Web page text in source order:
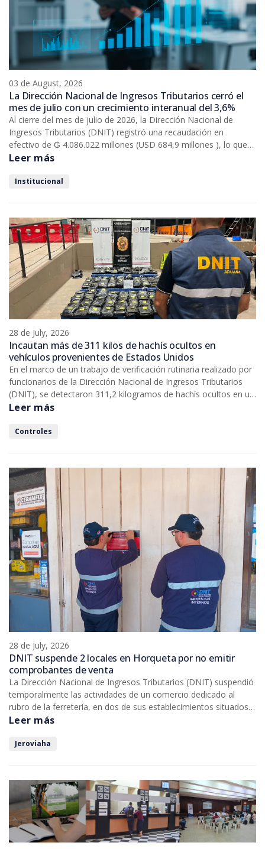
03 de August, 2026
La Dirección Nacional de Ingresos Tributarios cerró el
mes de julio con un crecimiento interanual del 3,6%
Al cierre del mes de julio de 2026, la Dirección Nacional de
Ingresos Tributarios (DNIT) registró una recaudación en
efectivo de ₲ 4.086.022 millones (USD 684,9 millones ), lo que
representa una variación interanual de 3,6% respecto al mismo
140.262 millones (USD 23,5 millones) en términos absolutos,
Leer más
Institucional
28 de July, 2026
Incautan más de 311 kilos de hachís ocultos en
vehículos provenientes de Estados Unidos
En el marco de un trabajo de verificación rutinaria realizado por
funcionarios de la Dirección Nacional de Ingresos Tributarios
(DNIT), se detectaron 311,2 kilogramos de hachís ocultos en un
contenedor procedente de Estados Unidos, durante un
Leer más
Controles
28 de July, 2026
DNIT suspende 2 locales en Horqueta por no emitir
comprobantes de venta
La Dirección Nacional de Ingresos Tributarios (DNIT) suspendió
temporalmente las actividades de un comercio dedicado al
rubro de la ferretería, en dos de sus establecimientos situados
en la ciudad de Horqueta del departamento de Concepción.
Leer más
Jeroviaha